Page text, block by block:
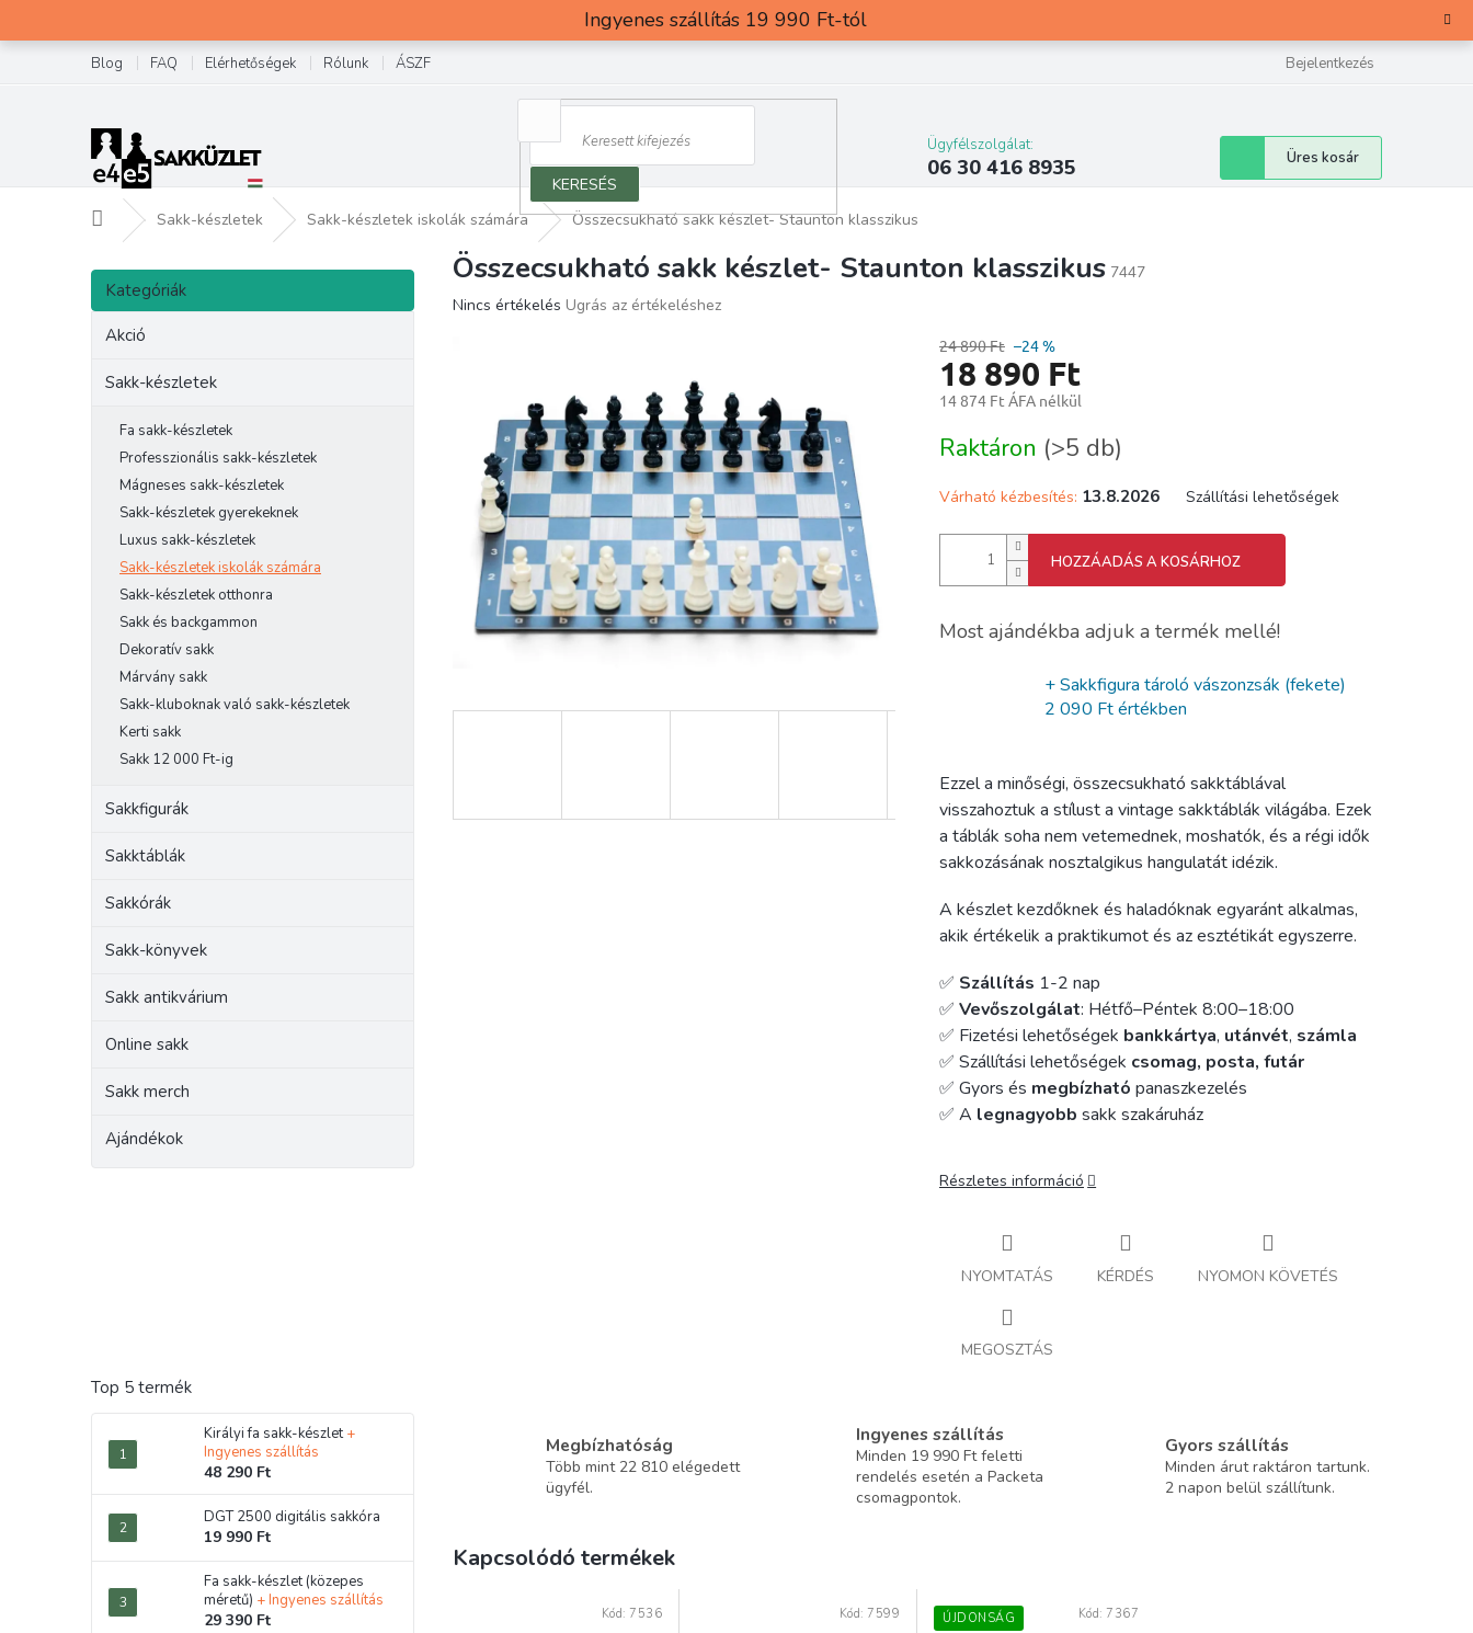
Ingyenes szállítás 19 990 Ft-tól
Blog FAQ Elérhetőségek Rólunk ÁSZF Bejelentkezés
KERESÉS
Ügyfélszolgálat:
06 30 416 8935 Kosár
Üres kosár
KezdőlapSakk-készletek Sakk-készletek iskolák számára Összecsukható sakk készlet- Staunton klasszikus
O
d
Kategóriák
átugrása
Kategóriák
Akció
Sakk-készletek
Fa sakk-készletek
Professzionális sakk-készletek
Mágneses sakk-készletek
Sakk-készletek gyerekeknek
Luxus sakk-készletek
Sakk-készletek iskolák számára
Sakk-készletek otthonra
Sakk és backgammon
Dekoratív sakk
Márvány sakk
Sakk-kluboknak való sakk-készletek
Kerti sakk
Sakk 12 000 Ft-ig
Sakkfigurák
Sakktáblák
Sakkórák
Sakk-könyvek
Sakk antikvárium
Online sakk
Sakk merch
Ajándékok
Top 5 termék
Királyi fa sakk-készlet+
Ingyenes szállítás
48 290 Ft
DGT 2500 digitális sakkóra
19 990 Ft
Fa sakk-készlet (közepes
méretű) + Ingyenes szállítás
29 390 Ft
Összecsukható sakk készlet- Staunton klasszikus 7447
A
csillag.
Nincs értékelés Ugrás az értékeléshez
24 890 Ft –24 %
18 890 Ft
14 874 Ft ÁFA nélkül
Raktáron (>5 db)
Várható kézbesítés: 13.8.2026 Szállítási lehetőségek
HOZZÁADÁS A KOSÁRHOZ
Most ajándékba adjuk a termék mellé!
+ Sakkfigura tároló vászonzsák (fekete)
2 090 Ft értékben
Ezzel a minőségi, összecsukható sakktáblával
visszahoztuk a stílust a vintage sakktáblák világába. Ezek
a táblák soha nem vetemednek, moshatók, és a régi idők
sakkozásának nosztalgikus hangulatát idézik.
A készlet kezdőknek és haladóknak egyaránt alkalmas,
akik értékelik a praktikumot és az esztétikát egyszerre.
✅ Szállítás 1-2 nap
✅ Vevőszolgálat: Hétfő–Péntek 8:00–18:00
✅ Fizetési lehetőségek bankkártya, utánvét, számla
✅ Szállítási lehetőségek csomag, posta, futár
✅ Gyors és megbízható panaszkezelés
✅ A legnagyobb sakk szakáruház
Részletes információ
NYOMTATÁS KÉRDÉS NYOMON KÖVETÉS
MEGOSZTÁS
Megbízhatóság
Több mint 22 810 elégedett
ügyfél.
Ingyenes szállítás
Minden 19 990 Ft feletti
rendelés esetén a Packeta
csomagpontok.
Gyors szállítás
Minden árut raktáron tartunk.
2 napon belül szállítunk.
Kapcsolódó termékek
Kód: 7536 Kód: 7599 ÚJDONSÁG Kód: 7367